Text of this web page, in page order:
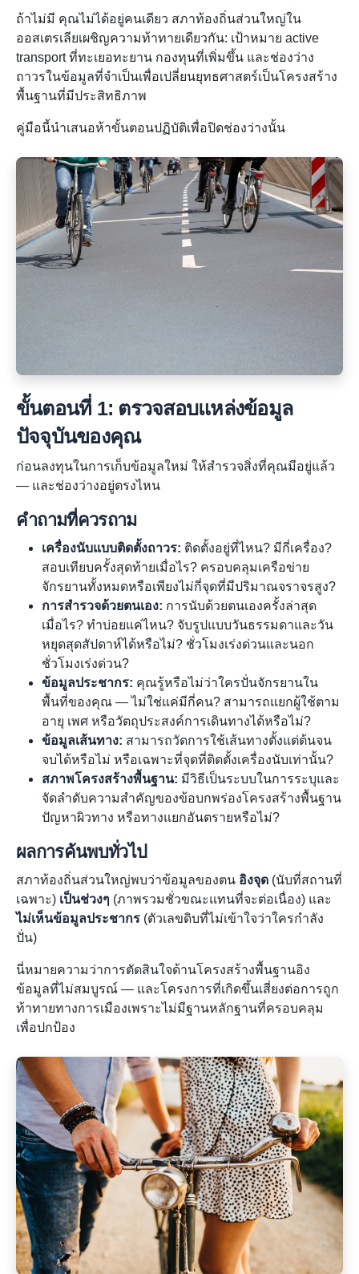
ถ้าไม่มี คุณไม่ได้อยู่คนเดียว สภาท้องถิ่นส่วนใหญ่ใน
ออสเตรเลียเผชิญความท้าทายเดียวกัน: เป้าหมาย active
transport ที่ทะเยอทะยาน กองทุนที่เพิ่มขึ้น และช่องว่าง
ถาวรในข้อมูลที่จำเป็นเพื่อเปลี่ยนยุทธศาสตร์เป็นโครงสร้าง
พื้นฐานที่มีประสิทธิภาพ
คู่มือนี้นำเสนอห้าขั้นตอนปฏิบัติเพื่อปิดช่องว่างนั้น
ขั้นตอนที่ 1: ตรวจสอบแหล่งข้อมูล
ปัจจุบันของคุณ
ก่อนลงทุนในการเก็บข้อมูลใหม่ ให้สำรวจสิ่งที่คุณมีอยู่แล้ว
— และช่องว่างอยู่ตรงไหน
คำถามที่ควรถาม
เครื่องนับแบบติดตั้งถาวร: ติดตั้งอยู่ที่ไหน? มีกี่เครื่อง?
สอบเทียบครั้งสุดท้ายเมื่อไร? ครอบคลุมเครือข่าย
จักรยานทั้งหมดหรือเพียงไม่กี่จุดที่มีปริมาณจราจรสูง?
การสำรวจด้วยตนเอง: การนับด้วยตนเองครั้งล่าสุด
เมื่อไร? ทำบ่อยแค่ไหน? จับรูปแบบวันธรรมดาและวัน
หยุดสุดสัปดาห์ได้หรือไม่? ชั่วโมงเร่งด่วนและนอก
ชั่วโมงเร่งด่วน?
ข้อมูลประชากร: คุณรู้หรือไม่ว่าใครปั่นจักรยานใน
พื้นที่ของคุณ — ไม่ใช่แค่มีกี่คน? สามารถแยกผู้ใช้ตาม
อายุ เพศ หรือวัตถุประสงค์การเดินทางได้หรือไม่?
ข้อมูลเส้นทาง: สามารถวัดการใช้เส้นทางตั้งแต่ต้นจน
จบได้หรือไม่ หรือเฉพาะที่จุดที่ติดตั้งเครื่องนับเท่านั้น?
สภาพโครงสร้างพื้นฐาน: มีวิธีเป็นระบบในการระบุและ
จัดลำดับความสำคัญของข้อบกพร่องโครงสร้างพื้นฐาน
ปัญหาผิวทาง หรือทางแยกอันตรายหรือไม่?
ผลการค้นพบทั่วไป
สภาท้องถิ่นส่วนใหญ่พบว่าข้อมูลของตน อิงจุด (นับที่สถานที่
เฉพาะ) เป็นช่วงๆ (ภาพรวมชั่วขณะแทนที่จะต่อเนื่อง) และ
ไม่เห็นข้อมูลประชากร (ตัวเลขดิบที่ไม่เข้าใจว่าใครกำลัง
ปั่น)
นี่หมายความว่าการตัดสินใจด้านโครงสร้างพื้นฐานอิง
ข้อมูลที่ไม่สมบูรณ์ — และโครงการที่เกิดขึ้นเสี่ยงต่อการถูก
ท้าทายทางการเมืองเพราะไม่มีฐานหลักฐานที่ครอบคลุม
เพื่อปกป้อง